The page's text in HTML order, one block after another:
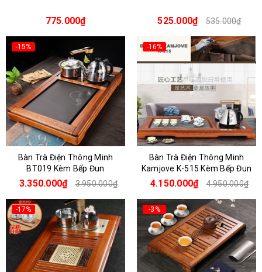
775.000₫ 525.000₫ 535.000₫
-15%
Bàn Trà Điện Thông Minh
BT019 Kèm Bếp Đun
3.350.000₫ 3.950.000₫
-16%
Bàn Trà Điện Thông Minh
Kamjove K-515 Kèm Bếp Đun
4.150.000₫ 4.950.000₫
-17% -3%